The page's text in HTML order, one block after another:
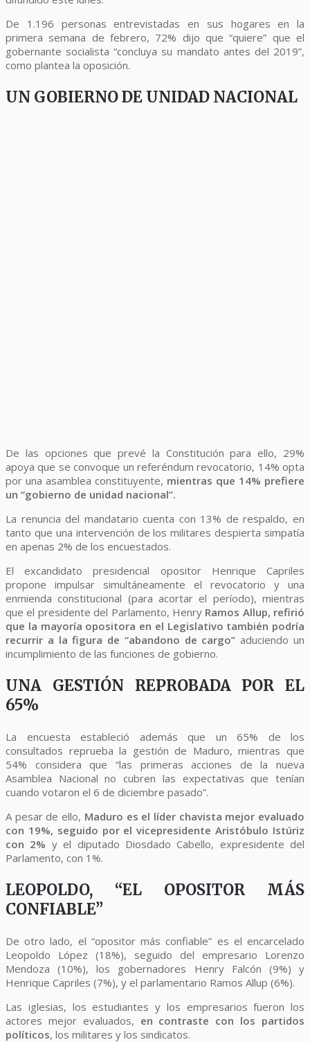
De 1.196 personas entrevistadas en sus hogares en la
primera semana de febrero, 72% dijo que “quiere” que el
gobernante socialista “concluya su mandato antes del 2019”,
como plantea la oposición.
UN GOBIERNO DE UNIDAD NACIONAL
De las opciones que prevé la Constitución para ello, 29%
apoya que se convoque un referéndum revocatorio, 14% opta
por una asamblea constituyente, mientras que 14% prefiere
un “gobierno de unidad nacional”.
La renuncia del mandatario cuenta con 13% de respaldo, en
tanto que una intervención de los militares despierta simpatía
en apenas 2% de los encuestados.
El excandidato presidencial opositor Henrique Capriles
propone impulsar simultáneamente el revocatorio y una
enmienda constitucional (para acortar el período), mientras
que el presidente del Parlamento, HenryRamos Allup, refirió
que la mayoría opositora en el Legislativo también podría
recurrir a la figura de “abandono de cargo” aduciendo un
incumplimiento de las funciones de gobierno.
UNA GESTIÓN REPROBADA POR EL
65%
La encuesta estableció además que un 65% de los
consultados reprueba la gestión de Maduro, mientras que
54% considera que “las primeras acciones de la nueva
Asamblea Nacional no cubren las expectativas que tenían
cuando votaron el 6 de diciembre pasado”.
A pesar de ello, Maduro es el líder chavista mejor evaluado
con 19%, seguido por el vicepresidente Aristóbulo Istúriz
con 2% y el diputado Diosdado Cabello, expresidente del
Parlamento, con 1%.
LEOPOLDO, “EL OPOSITOR MÁS
CONFIABLE”
De otro lado, el “opositor más confiable” es el encarcelado
Leopoldo López (18%), seguido del empresario Lorenzo
Mendoza (10%), los gobernadores Henry Falcón (9%) y
Henrique Capriles (7%), y el parlamentario Ramos Allup (6%).
Las iglesias, los estudiantes y los empresarios fueron los
actores mejor evaluados, en contraste con los partidos
políticos, los militares y los sindicatos.